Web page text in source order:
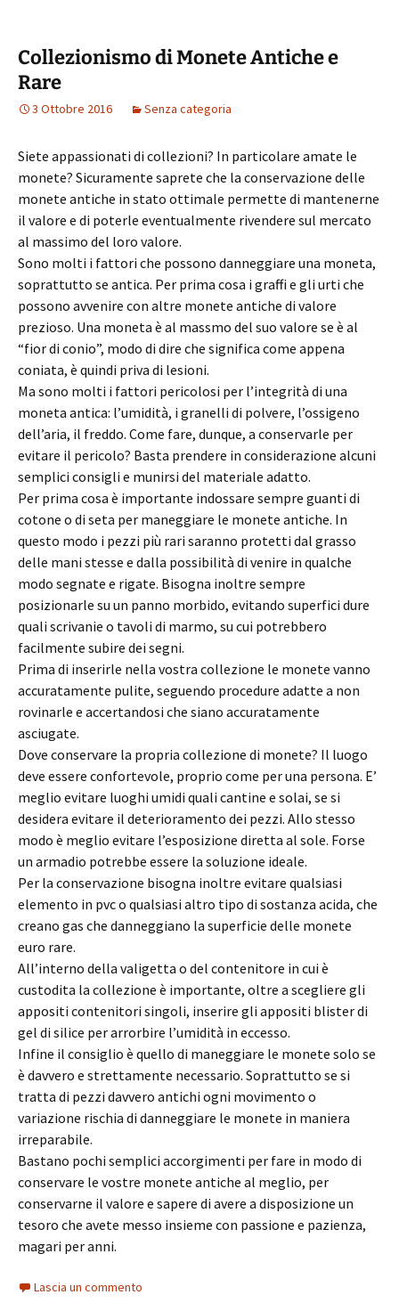
Collezionismo di Monete Antiche e
Rare
3 Ottobre 2016 Senza categoria
Siete appassionati di collezioni? In particolare amate le
monete? Sicuramente saprete che la conservazione delle
monete antiche in stato ottimale permette di mantenerne
il valore e di poterle eventualmente rivendere sul mercato
al massimo del loro valore.
Sono molti i fattori che possono danneggiare una moneta,
soprattutto se antica. Per prima cosa i graffi e gli urti che
possono avvenire con altre monete antiche di valore
prezioso. Una moneta è al massmo del suo valore se è al
“fior di conio”, modo di dire che significa come appena
coniata, è quindi priva di lesioni.
Ma sono molti i fattori pericolosi per l’integrità di una
moneta antica: l’umidità, i granelli di polvere, l’ossigeno
dell’aria, il freddo. Come fare, dunque, a conservarle per
evitare il pericolo? Basta prendere in considerazione alcuni
semplici consigli e munirsi del materiale adatto.
Per prima cosa è importante indossare sempre guanti di
cotone o di seta per maneggiare le monete antiche. In
questo modo i pezzi più rari saranno protetti dal grasso
delle mani stesse e dalla possibilità di venire in qualche
modo segnate e rigate. Bisogna inoltre sempre
posizionarle su un panno morbido, evitando superfici dure
quali scrivanie o tavoli di marmo, su cui potrebbero
facilmente subire dei segni.
Prima di inserirle nella vostra collezione le monete vanno
accuratamente pulite, seguendo procedure adatte a non
rovinarle e accertandosi che siano accuratamente
asciugate.
Dove conservare la propria collezione di monete? Il luogo
deve essere confortevole, proprio come per una persona. E’
meglio evitare luoghi umidi quali cantine e solai, se si
desidera evitare il deterioramento dei pezzi. Allo stesso
modo è meglio evitare l’esposizione diretta al sole. Forse
un armadio potrebbe essere la soluzione ideale.
Per la conservazione bisogna inoltre evitare qualsiasi
elemento in pvc o qualsiasi altro tipo di sostanza acida, che
creano gas che danneggiano la superficie delle monete
euro rare.
All’interno della valigetta o del contenitore in cui è
custodita la collezione è importante, oltre a scegliere gli
appositi contenitori singoli, inserire gli appositi blister di
gel di silice per arrorbire l’umidità in eccesso.
Infine il consiglio è quello di maneggiare le monete solo se
è davvero e strettamente necessario. Soprattutto se si
tratta di pezzi davvero antichi ogni movimento o
variazione rischia di danneggiare le monete in maniera
irreparabile.
Bastano pochi semplici accorgimenti per fare in modo di
conservare le vostre monete antiche al meglio, per
conservarne il valore e sapere di avere a disposizione un
tesoro che avete messo insieme con passione e pazienza,
magari per anni.
Lascia un commento